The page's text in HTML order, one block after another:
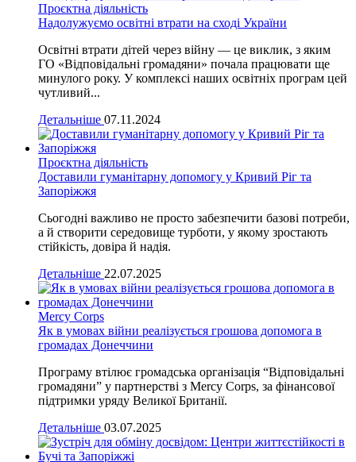
Проєктна діяльність
Надолужуємо освітні втрати на сході України
Освітні втрати дітей через війну — це виклик, з яким
ГО «Відповідальні громадяни» почала працювати ще
минулого року. У комплексі наших освітніх програм цей
чутливий...
Детальніше 07.11.2024
Проєктна діяльність
Доставили гуманітарну допомогу у Кривий Ріг та
Запоріжжя
Сьогодні важливо не просто забезпечити базові потреби,
а й створити середовище турботи, у якому зростають
стійкість, довіра й надія.
Детальніше 22.07.2025
Mercy Corps
Як в умовах війни реалізується грошова допомога в
громадах Донеччини
Програму втілює громадська організація “Відповідальні
громадяни” у партнерстві з Mercy Corps, за фінансової
підтримки уряду Великої Британії.
Детальніше 03.07.2025